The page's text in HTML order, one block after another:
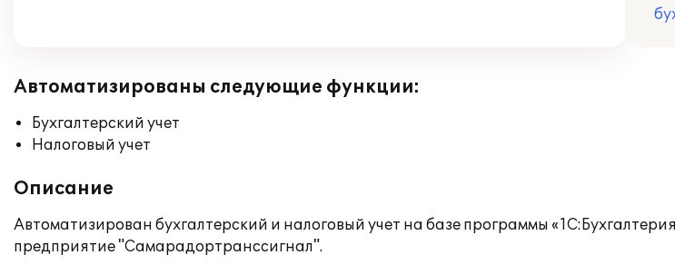
Автоматизированы следующие функции:
Бухгалтерский учет
Налоговый учет
Описание
Автоматизирован бухгалтерский и налоговый учет на базе программы
предприятие "Самарадортранссигнал".